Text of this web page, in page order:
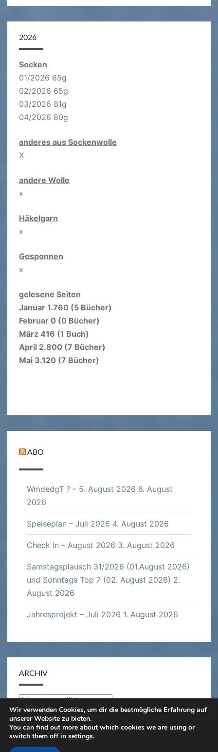
2026
Socken
01/2026 65g
02/2026 65g
03/2026 81g
04/2026 80g
anderes aus Sockenwolle
X
andere Wolle
x
Häkelgarn
x
Gesponnen
x
gelesene Seiten
Januar 1.760 (5 Bücher)
Februar 0 (0 Bücher)
März 416 (1 Buch)
April 2.800 (7 Bücher)
Mai 3.120 (7 Bücher)
ABO
WmdedgT ? – 5. August 2026 6. August
2026
Speiseplan – Juli 2026 4. August 2026
Check In – August 2026 3. August 2026
Samstagsplausch 31/2026 (01.August 2026)
und Sonntags Top 7 (02. August 2026) 2.
August 2026
Jahresprojekt – Juli 2026 1. August 2026
ARCHIV
Archiv
© 2026|Stolz präsentiert von
Wir verwenden Cookies, um dir die bestmögliche Erfahrung auf
unserer Website zu bieten.
You can find out more about which cookies we are using or
switch them off in settings.